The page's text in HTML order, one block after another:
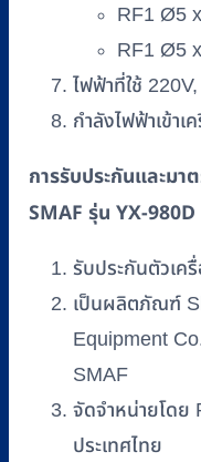
RF1 Ø5
RF1 Ø5
ไฟฟ้าที่ใช้
กำลังไฟฟ้าเข้าเ
การรับประกันและมา
SMAF รุ่น YX-980D
รับประกันตัวเค
เป็นผลิตภัณฑ์
Equipment
SMAF
จัดจำหน่ายโดย
ประเทศไทย